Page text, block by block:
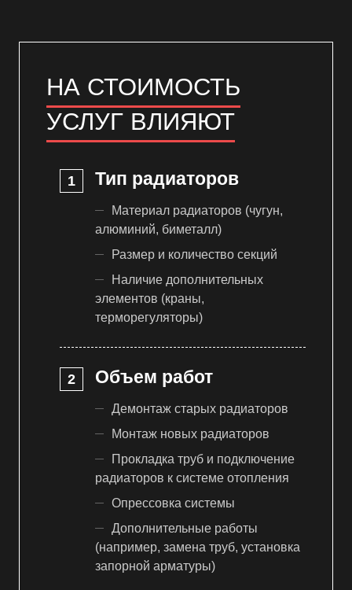
НА СТОИМОСТЬ
УСЛУГ ВЛИЯЮТ
Тип радиаторов
Материал радиаторов (чугун,
алюминий, биметалл)
Размер и количество секций
Наличие дополнительных
элементов (краны,
терморегуляторы)
Объем работ
Демонтаж старых радиаторов
Монтаж новых радиаторов
Прокладка труб и подключение
радиаторов к системе отопления
Опрессовка системы
Дополнительные работы
(например, замена труб, установка
запорной арматуры)